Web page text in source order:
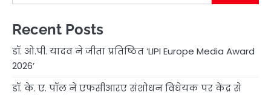
Recent Posts
डॉ. ओ.पी. यादव ने जीता प्रतिष्ठित ‘LIPI Europe Media Award
2026’
डॉ. के. ए. पॉल ने एफसीआरए संशोधन विधेयक पर केंद्र से